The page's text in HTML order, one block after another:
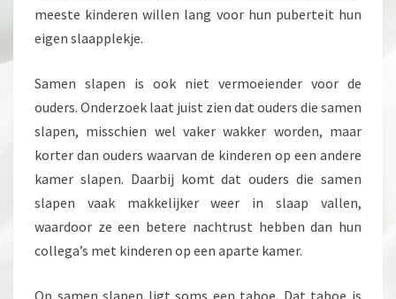
meeste kinderen willen lang voor hun puberteit hun
eigen slaapplekje.
Samen slapen is ook niet vermoeiender voor de
ouders. Onderzoek laat juist zien dat ouders die samen
slapen, misschien wel vaker wakker worden, maar
korter dan ouders waarvan de kinderen op een andere
kamer slapen. Daarbij komt dat ouders die samen
slapen vaak makkelijker weer in slaap vallen,
waardoor ze een betere nachtrust hebben dan hun
collega’s met kinderen op een aparte kamer.
Op samen slapen ligt soms een taboe. Dat taboe is